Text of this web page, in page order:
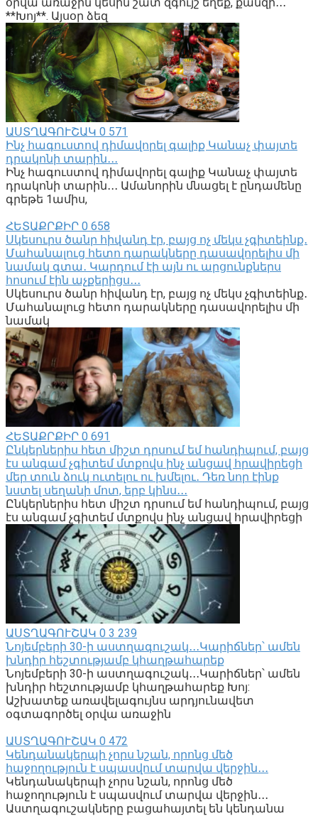
**Խոյ**. Այսօր ձեզ
ԱՍՏՂԱԳՈՒՇԱԿ 0 571
Ինչ հագուստով դիմավորել գալիք Կանաչ փայտե
դրակոնի տարին․․․
Ինչ հագուստով դիմավորել գալիք Կանաչ փայտե
դրակոնի տարին․․․ Ամանորին մնացել է ընդամենը
գրեթե 1ամիս,
ՀԵՏԱՔՐՔԻՐ 0 658
Սկեսուրս ծանր հիվանդ էր, բայց ոչ մեկս չգիտեինք․
Մահանալուց հետո դարակները դասավորելիս մի
նամակ գտա․ Կարդում էի այն ու արցունքներս
հոսում էին աչքերիցս․․․
Սկեսուրս ծանր հիվանդ էր, բայց ոչ մեկս չգիտեինք․
Մահանալուց հետո դարակները դասավորելիս մի
նամակ
ՀԵՏԱՔՐՔԻՐ 0 691
Ընկերներիս հետ միշտ դրսում եմ հանդիպում, բայց
էս անգամ չգիտեմ մտքովս ինչ անցավ հրավիրեցի
մեր տուն ձուկ ուտելու ու խմելու․ Դեռ նոր էինք
նստել սեղանի մոտ, երբ կինս․․․
Ընկերներիս հետ միշտ դրսում եմ հանդիպում, բայց
էս անգամ չգիտեմ մտքովս ինչ անցավ հրավիրեցի
ԱՍՏՂԱԳՈՒՇԱԿ 0 3 239
Նոյեմբերի 30-ի աստղագուշակ․․․Կարիճներ՝ ամեն
խնդիր հեշտությամբ կհաղթահարեք
Նոյեմբերի 30-ի աստղագուշակ․․․Կարիճներ՝ ամեն
խնդիր հեշտությամբ կհաղթահարեք Խոյ:
Աշխատեք առավելագույնս արդյունավետ
օգտագործել օրվա առաջին
ԱՍՏՂԱԳՈՒՇԱԿ 0 472
Կենդանակերպի չորս նշան, որոնց մեծ
հաջողություն է սպասվում տարվա վերջին․․․
Կենդանակերպի չորս նշան, որոնց մեծ
հաջողություն է սպասվում տարվա վերջին․․․
Աստղագուշակները բացահայտել են կենդանա